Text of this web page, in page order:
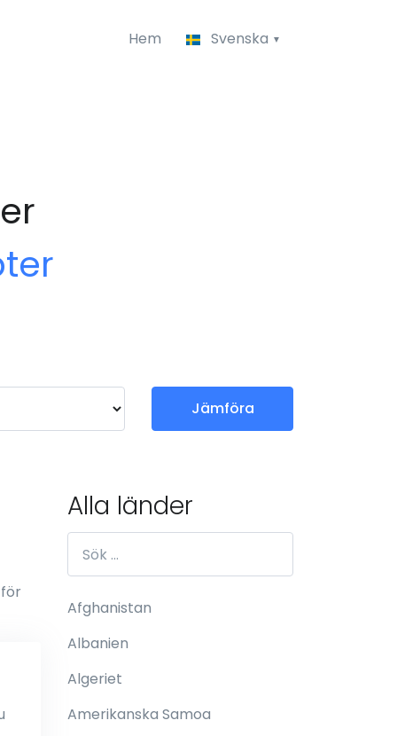
Hem Svenska
Jämföra
Alla länder
Afghanistan
Albanien
Algeriet
Amerikanska Samoa